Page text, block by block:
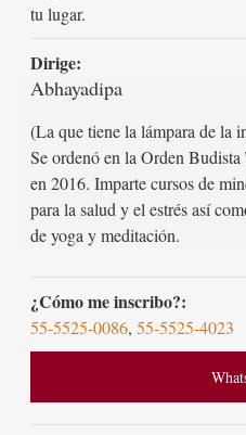
tu lugar.
Dirige:
Abhayadipa
(La que tiene la lámpara de la
Se ordenó en la Orden Budista
en 2016. Imparte cursos de
para la salud y el estrés así
de yoga y meditación.
¿Cómo me inscribo?:
55-5525-0086,55-5525-4023